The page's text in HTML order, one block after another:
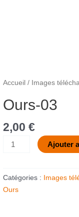
Accueil / Images
Ours-03
2,00 €
quantité
Ours-
Ajouter
Catégories : Images
Ours